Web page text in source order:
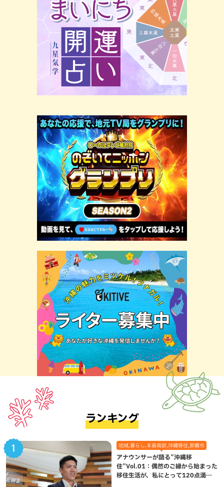
ランキング
地域,暮らし,本島南部,沖縄移住,那覇市
アナウンサーが語る”沖縄移
住”Vol.01：偶然のご縁から始まった
移住生活が、私にとって120点満点